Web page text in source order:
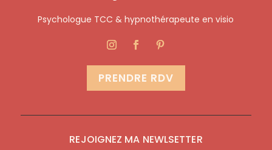
Psychologue TCC & hypnothérapeute en visio
PRENDRE RDV
REJOIGNEZ MA NEWLSETTER